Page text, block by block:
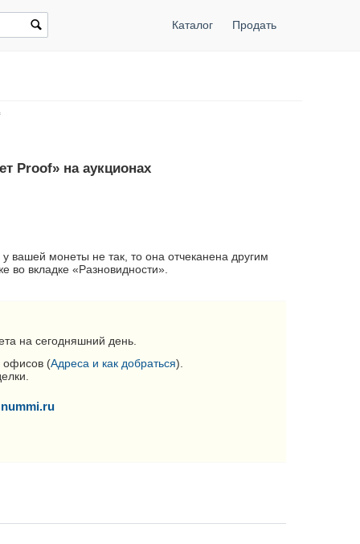
Каталог Продать
Proof» на аукционах
вашей монеты не так, то она отчеканена другим
вкладке «Разновидности».
на сегодняшний день.
офисов (Адреса и как добраться).